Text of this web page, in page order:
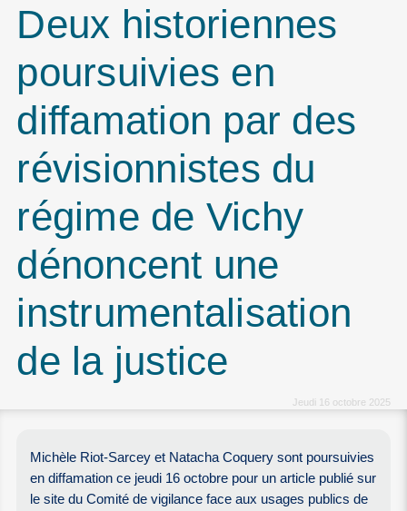
Deux historiennes
poursuivies en
diffamation par des
révisionnistes du
régime de Vichy
dénoncent une
instrumentalisation
de la justice
Jeudi 16 octobre 2025
Michèle Riot-Sarcey et Natacha Coquery sont poursuivies
en diffamation ce jeudi 16 octobre pour un article publié sur
le site du Comité de vigilance face aux usages publics de